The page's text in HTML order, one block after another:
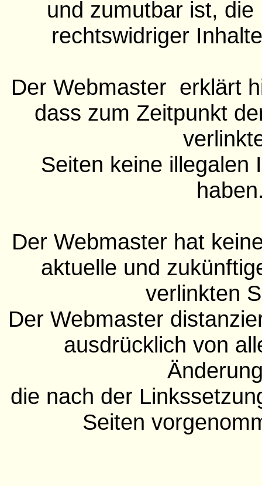
und zumutbar ist,
rechtswidriger
Der Webmaster erklärt
dass zum Zeitpunkt
Seiten keine illegalen
Der Webmaster hat
aktuelle und
verlinkten
Der Webmaster
ausdrücklich von
die nach der
Seiten